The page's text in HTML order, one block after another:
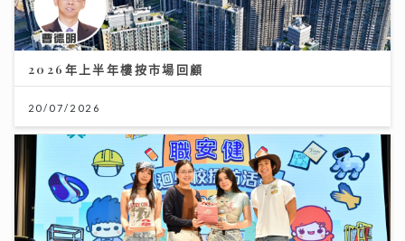
2026年上半年樓按市場回顧
20/07/2026